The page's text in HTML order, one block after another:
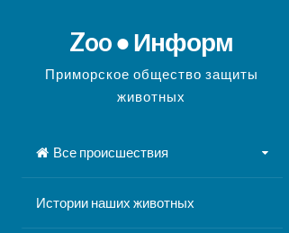
содержимомуZoo ● Информ
Приморское общество защиты
животных
Все происшествия
Истории наших животных